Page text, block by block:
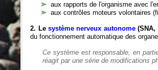
aux rapports de l'organisme avec
aux contrôles moteurs volontaires
2. Le système nerveux autonome(SNA,
du fonctionnement automatique des
Ce système est responsable, en
réagit par une série de modifications